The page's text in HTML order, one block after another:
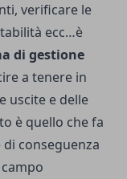
verificare le
ecc…è
di gestione
a tenere in
uscite e delle
è quello che fa
conseguenza